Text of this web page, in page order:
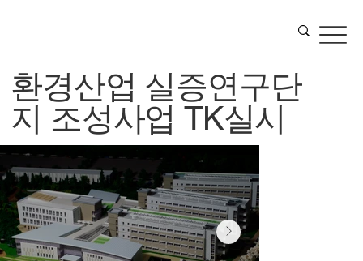
환경산업 실증연구단
지 조성사업 TK실시